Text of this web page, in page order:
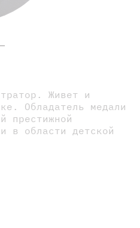
Живет и
Обладатель медали
престижной
в области детской